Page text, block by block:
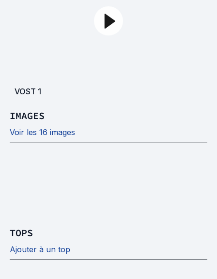
VOST 1
IMAGES
Voir les 16 images
TOPS
Ajouter à un top